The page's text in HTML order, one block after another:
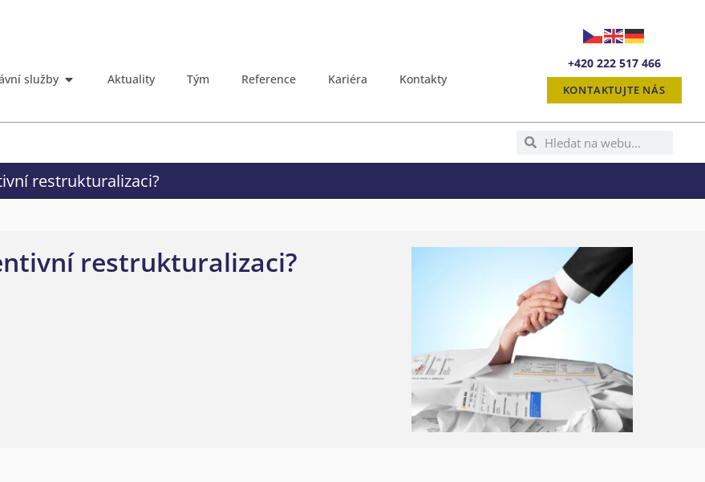
služby Aktuality Tým Reference Kariéra Kontakty
+420 222 517 466
KONTAKTUJTE NÁS
restrukturalizaci?
restrukturalizaci?